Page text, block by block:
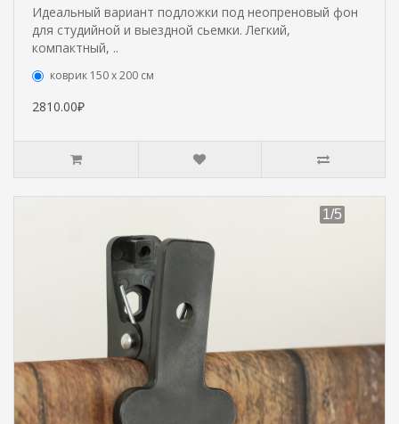
Идеальный вариант подложки под неопреновый фон
для студийной и выездной сьемки. Легкий,
компактный, ..
коврик 150 х 200 см
2810.00₽